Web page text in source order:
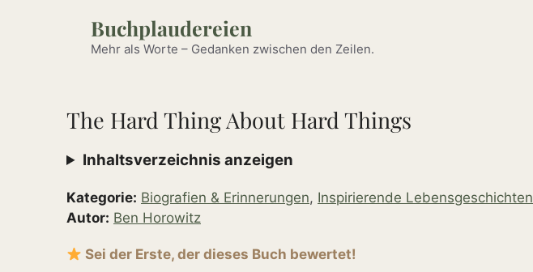
Buchplaudereien
Mehr als Worte – Gedanken zwischen den Zeilen.
The Hard Thing About Hard Things
Inhaltsverzeichnis anzeigen
Kategorie: Biografien & Erinnerungen, Inspirierende Lebensgeschichten
Autor: Ben Horowitz
Sei der Erste, der dieses Buch bewertet!